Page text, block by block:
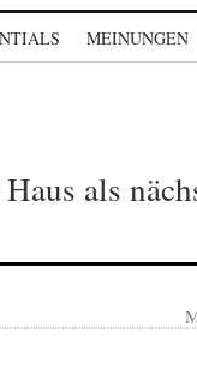
MEINUNGEN
als